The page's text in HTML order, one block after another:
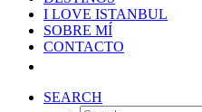
I LOVE ISTANBUL
SOBRE MÍ
CONTACTO
SEARCH